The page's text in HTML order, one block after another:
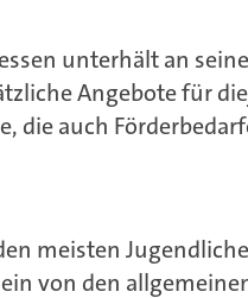
unterhält an
Angebote für
die auch
meisten
von den